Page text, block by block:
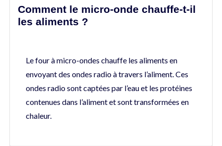
Comment le micro-onde chauffe-t-il
les aliments ?
Le four à micro-ondes chauffe les aliments en
envoyant des ondes radio à travers l’aliment. Ces
ondes radio sont captées par l’eau et les protéines
contenues dans l’aliment et sont transformées en
chaleur.